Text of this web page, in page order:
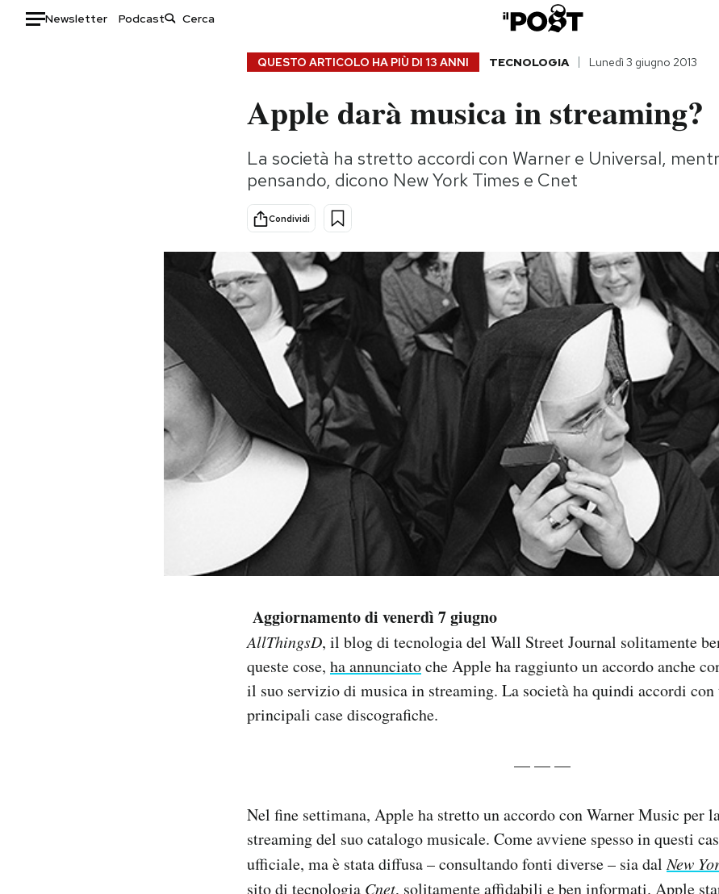
Newsletter Podcast
Consumismi
Storie/Idee
Ok Boomer!
Media
Europa
Altrecose
Mondiali calcio 2026
QUESTO ARTICOLO HA PIÙ DI 13 ANNI TECNOLOGIA Lunedì 3 giugno 2013
Apple darà musica in streaming?
La società ha stretto accordi con Warner e Universal,
pensando, dicono New York Times e Cnet
Condividi
Aggiornamento di venerdì 7 giugno
AllThingsD, il blog di tecnologia del Wall Street Journal solitamente
queste cose, ha annunciatoche Apple ha raggiunto un accordo anche
il suo servizio di musica in streaming. La società ha quindi accordi
principali case discografiche.
— — —
Nel fine settimana, Apple ha stretto un accordo con Warner Music per
streaming del suo catalogo musicale. Come avviene spesso in questi
ufficiale, ma è stata diffusa – consultando fonti diverse – sia dalNew
sito di tecnologia Cnet, solitamente affidabili e ben informati. Apple